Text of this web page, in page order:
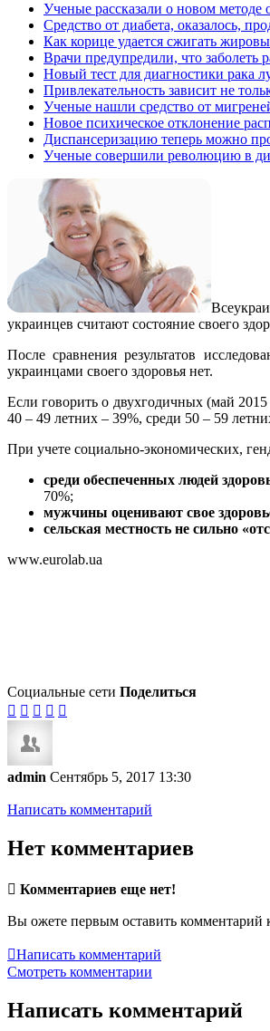
Ученые рассказали о новом методе
Средство от диабета, оказалось,
Как корице удается сжигать
Врачи предупредили, что
Новый тест для диагностики рака
Привлекательность зависит не
Ученые нашли средство от
Новое психическое отклонение
Диспансеризацию теперь можно
Ученые совершили революцию в
украинцев считают состояние своего
После сравнения результатов
украинцами своего здоровья нет.
Если говорить о двухгодичных (май
40 – 49 летних – 39%, среди 50 – 59
При учете социально-экономических,
среди обеспеченных людей
70%;
мужчины оценивают свое
сельская местность не сильно
www.eurolab.ua
Социальные сети Поделиться
    
admin Сентябрь 5, 2017 13:30
Написать комментарий
Нет комментариев
 Комментариев еще нет!
Вы ожете первым оставить комментарий
Написать комментарий
Смотреть комментарии
Написать комментарий